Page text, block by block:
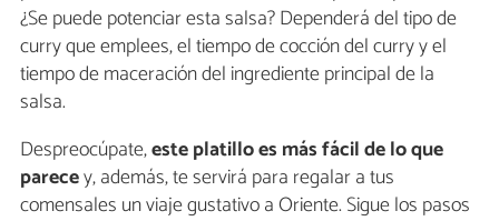
¿Se puede potenciar esta salsa? Dependerá del tipo de
curry que emplees, el tiempo de cocción del curry y el
tiempo de maceración del ingrediente principal de la
salsa.
Despreocúpate,este platillo es más fácil de lo que
parecey, además, te servirá para regalar a tus
comensales un viaje gustativo a Oriente. Sigue los pasos